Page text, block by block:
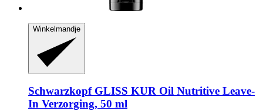
Winkelmandje
SchwarzkopfGLISS KUR Oil Nutritive Leave-​
In Verzorging, 50 ml